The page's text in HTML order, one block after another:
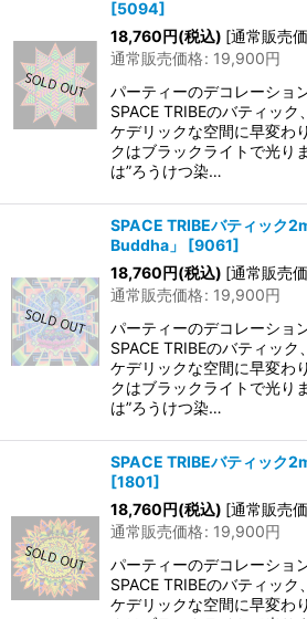
[5094]
18,760円(税込) [通常販売
通常販売価格: 19,900円
パーティーのデコレーショ
SPACE TRIBEのバティッ
ケデリックな空間に早変わ
クはブラックライトで光り
は”ろうけつ染…
SPACE TRIBEバティック
Buddha」
[9061]
18,760円(税込) [通常販売
通常販売価格: 19,900円
パーティーのデコレーショ
SPACE TRIBEのバティッ
ケデリックな空間に早変わ
クはブラックライトで光り
は”ろうけつ染…
SPACE TRIBEバティック
[1801]
18,760円(税込) [通常販売
通常販売価格: 19,900円
パーティーのデコレーショ
SPACE TRIBEのバティッ
ケデリックな空間に早変わ